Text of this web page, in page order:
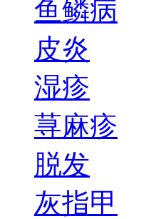
鱼鳞病
皮炎
湿疹
荨麻疹
脱发
灰指甲